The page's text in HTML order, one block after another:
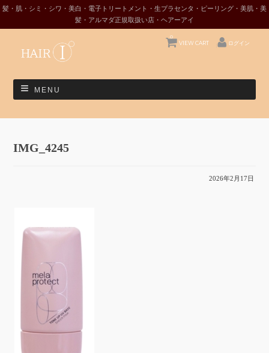
髪・肌・シミ・シワ・美白・電子トリートメント・生プラセンタ・ピーリング・美肌・美
髪・アルマダ正規取扱い店・ヘアーアイ
VIEW CART
0
ログイン
MENU
IMG_4245
2026年2月17日